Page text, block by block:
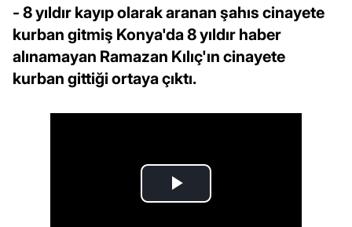
- 8 yıldır kayıp olarak aranan şahıs cinayete
kurban gitmiş Konya'da 8 yıldır haber
alınamayan Ramazan Kılıç'ın cinayete
kurban gittiği ortaya çıktı.